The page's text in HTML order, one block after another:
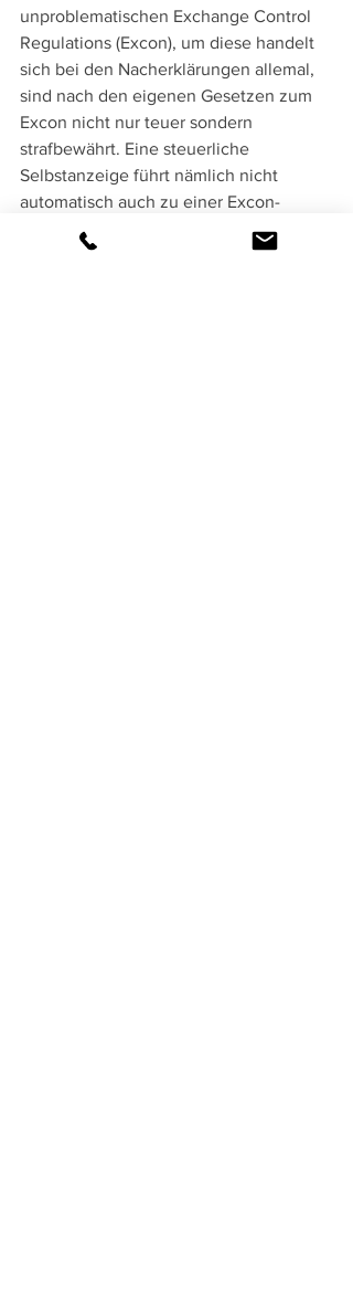
unproblematischen Exchange Control
Regulations (Excon), um diese handelt
sich bei den Nacherklärungen allemal,
sind nach den eigenen Gesetzen zum
Excon nicht nur teuer sondern
strafbewährt. Eine steuerliche
Selbstanzeige führt nämlich nicht
automatisch auch zu einer Excon-
Amnestie.